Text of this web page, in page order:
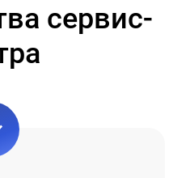
сервис-